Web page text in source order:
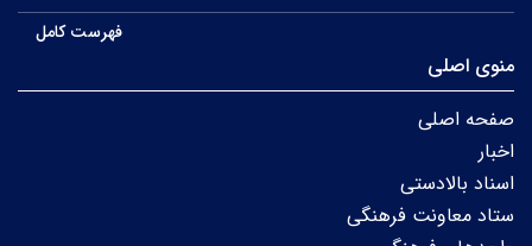
فهرست کامل
منوی اصلی
صفحه اصلی
اخبار
اسناد بالادستی
ستاد معاونت فرهنگی